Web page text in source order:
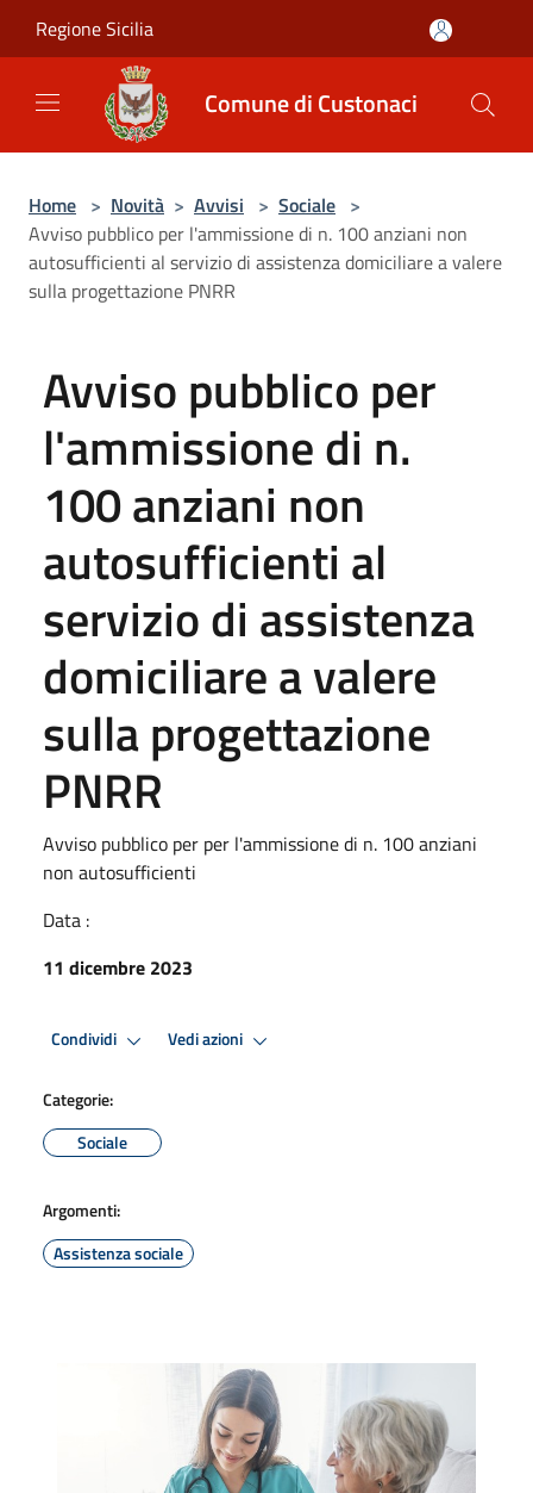
Regione Sicilia
Comune di Custonaci
Home > Novità > Avvisi > Sociale >
Avviso pubblico per l'ammissione di n. 100 anziani non
autosufficienti al servizio di assistenza domiciliare a valere
sulla progettazione PNRR
Avviso pubblico per
l'ammissione di n.
100 anziani non
autosufficienti al
servizio di assistenza
domiciliare a valere
sulla progettazione
PNRR
Avviso pubblico per per l'ammissione di n. 100 anziani
non autosufficienti
Data :
11 dicembre 2023
Condividi Vedi azioni
Categorie:
Sociale
Argomenti:
Assistenza sociale